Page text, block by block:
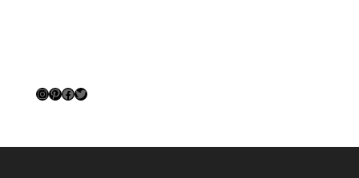
Instagram
Pinterest
Facebook
Twitter